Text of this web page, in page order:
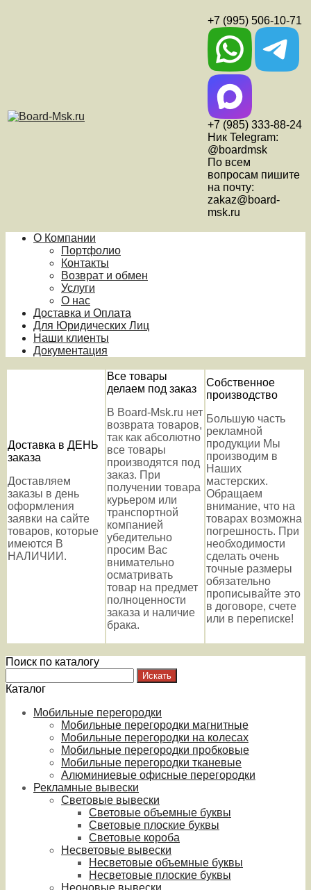
+7 (995) 506-10-71
+7 (985) 333-88-24
Ник Telegram:
@boardmsk
По всем
вопросам пишите
на почту:
zakaz@board-
msk.ru
О Компании
Портфолио
Контакты
Возврат и обмен
Услуги
О нас
Доставка и Оплата
Для Юридических Лиц
Наши клиенты
Документация
Доставка в ДЕНЬ
заказа
Доставляем
заказы в день
оформления
заявки на сайте
товаров, которые
имеются В
НАЛИЧИИ.
Все товары
делаем под заказ
В Board-Msk.ru нет
возврата товаров,
так как абсолютно
все товары
производятся под
заказ. При
получении товара
курьером или
транспортной
компанией
убедительно
просим Вас
внимательно
осматривать
товар на предмет
полноценности
заказа и наличие
брака.
Собственное
производство
Большую часть
рекламной
продукции Мы
производим в
Наших
мастерских.
Обращаем
внимание, что на
товарах возможна
погрешность. При
необходимости
сделать очень
точные размеры
обязательно
прописывайте это
в договоре, счете
или в переписке!
Поиск по каталогу
Каталог
Мобильные перегородки
Мобильные перегородки магнитные
Мобильные перегородки на колесах
Мобильные перегородки пробковые
Мобильные перегородки тканевые
Алюминиевые офисные перегородки
Рекламные вывески
Световые вывески
Световые объемные буквы
Световые плоские буквы
Световые короба
Несветовые вывески
Несветовые объемные буквы
Несветовые плоские буквы
Неоновые вывески